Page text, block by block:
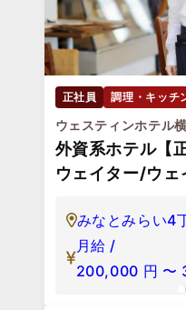
月給 /
199,870 円 〜